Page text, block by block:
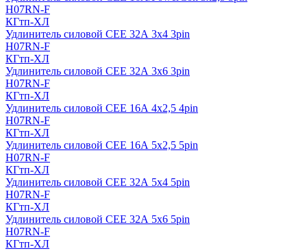
H07RN-F
КГтп-ХЛ
Удлинитель силовой CEE 32А 3х4 3pin
H07RN-F
КГтп-ХЛ
Удлинитель силовой CEE 32А 3х6 3pin
H07RN-F
КГтп-ХЛ
Удлинитель силовой CEE 16А 4х2,5 4pin
H07RN-F
КГтп-ХЛ
Удлинитель силовой CEE 16А 5x2,5 5pin
H07RN-F
КГтп-ХЛ
Удлинитель силовой CEE 32А 5x4 5pin
H07RN-F
КГтп-ХЛ
Удлинитель силовой CEE 32А 5x6 5pin
H07RN-F
КГтп-ХЛ